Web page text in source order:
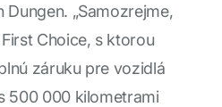
Dungen. „Samozrejme,
Choice, s ktorou
záruku pre vozidlá
500 000 kilometrami